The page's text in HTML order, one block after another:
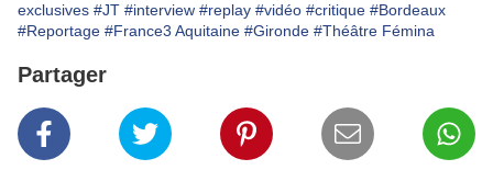
exclusives #JT #interview #replay #vidéo #critique #Bordeaux
#Reportage #France3 Aquitaine #Gironde #Théâtre Fémina
Partager